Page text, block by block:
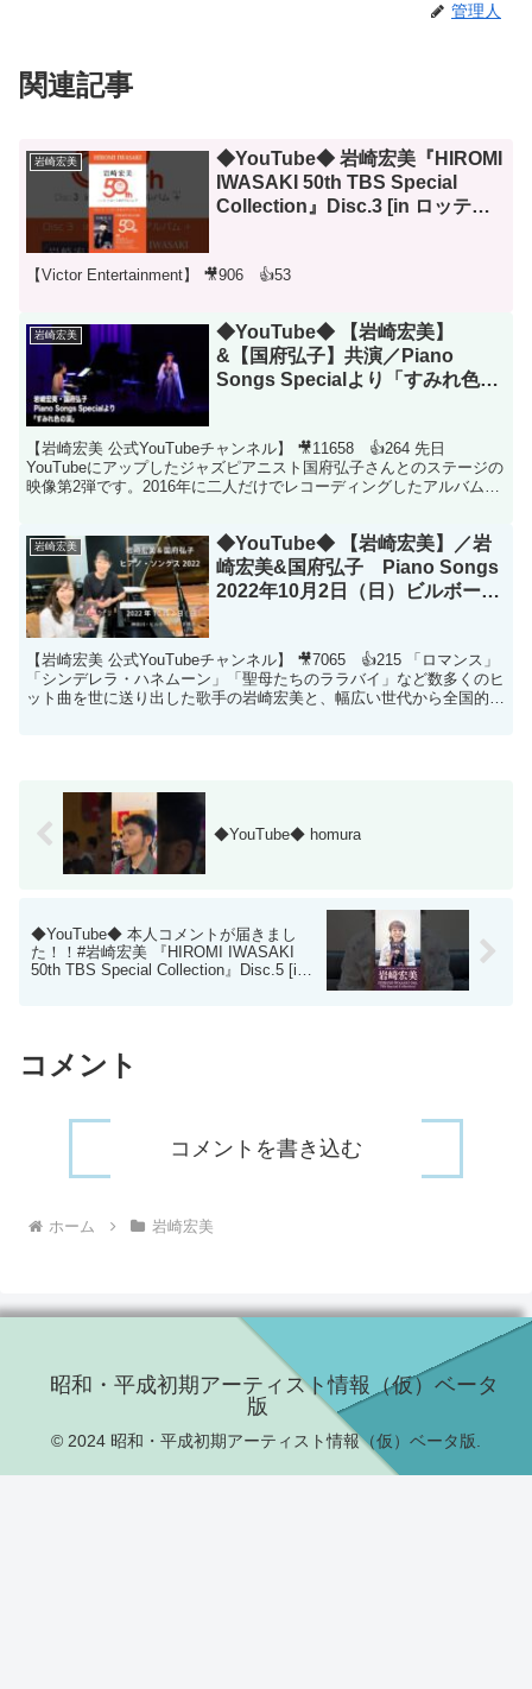
管理人
関連記事
岩崎宏美
◆YouTube◆ 岩崎宏美『HIROMI
IWASAKI 50th TBS Special
Collection』Disc.3 [in ロッテ歌
【Victor Entertainment】 🎥906 👍53
岩崎宏美
◆YouTube◆ 【岩崎宏美】
&【国府弘子】共演／Piano
Songs Specialより「すみれ色の
【岩崎宏美 公式YouTubeチャンネル】 🎥11658 👍264 先日
YouTubeにアップしたジャズピアニスト国府弘子さんとのステージの
映像第2弾です。2016年に二人だけでレコーディングしたアルバム
岩崎宏美
◆YouTube◆ 【岩崎宏美】／岩
崎宏美&国府弘子 Piano Songs
2022年10月2日（日）ビルボード
【岩崎宏美 公式YouTubeチャンネル】 🎥7065 👍215 「ロマンス」
「シンデレラ・ハネムーン」「聖母たちのララバイ」など数多くのヒ
ット曲を世に送り出した歌手の岩崎宏美と、幅広い世代から全国的に
◆YouTube◆ homura
◆YouTube◆ 本人コメントが届きまし
た！！#岩崎宏美 『HIROMI IWASAKI
50th TBS Special Collection』Disc.5 [in
コメント
コメントを書き込む
ホーム 岩崎宏美
昭和・平成初期アーティスト情報（仮）ベータ
版
© 2024 昭和・平成初期アーティスト情報（仮）ベータ版.